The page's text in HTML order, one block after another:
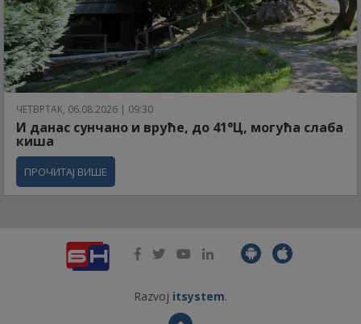
ЧЕТВРТАК, 06.08.2026 | 09:30
И данас сунчано и вруће, до 41°Ц, могућа слаба
киша
ПРОЧИТАЈ ВИШЕ
Razvoj itsystem.